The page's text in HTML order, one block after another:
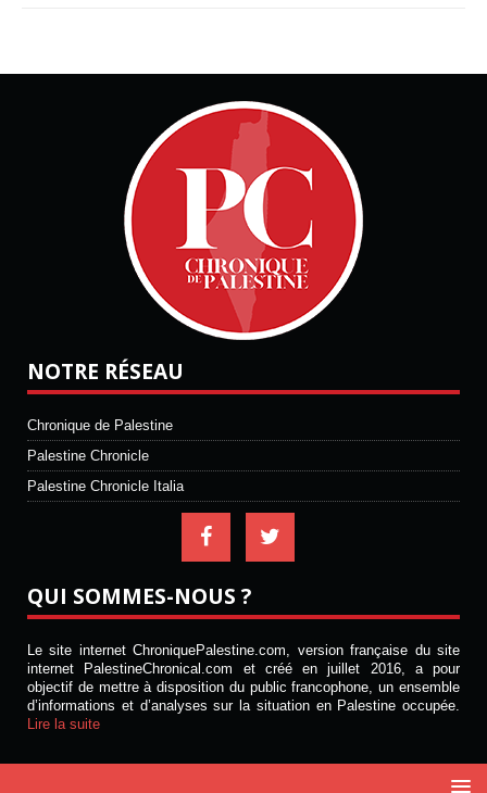
NOTRE RÉSEAU
Chronique de Palestine
Palestine Chronicle
Palestine Chronicle Italia
QUI SOMMES-NOUS ?
Le site internet ChroniquePalestine.com, version française du site
internet PalestineChronical.com et créé en juillet 2016, a pour
objectif de mettre à disposition du public francophone, un ensemble
d’informations et d’analyses sur la situation en Palestine occupée.
Lire la suite